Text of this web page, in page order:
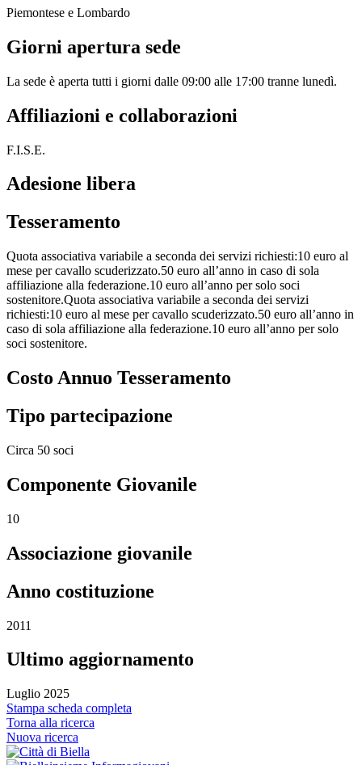
Piemontese e Lombardo
Giorni apertura sede
La sede è aperta tutti i giorni dalle 09:00 alle 17:00 tranne lunedì.
Affiliazioni e collaborazioni
F.I.S.E.
Adesione libera
Tesseramento
Quota associativa variabile a seconda dei servizi richiesti:10 euro al
mese per cavallo scuderizzato.50 euro all’anno in caso di sola
affiliazione alla federazione.10 euro all’anno per solo soci
sostenitore.Quota associativa variabile a seconda dei servizi
richiesti:10 euro al mese per cavallo scuderizzato.50 euro all’anno in
caso di sola affiliazione alla federazione.10 euro all’anno per solo
soci sostenitore.
Costo Annuo Tesseramento
Tipo partecipazione
Circa 50 soci
Componente Giovanile
10
Associazione giovanile
Anno costituzione
2011
Ultimo aggiornamento
Luglio 2025
Stampa scheda completa
Torna alla ricerca
Nuova ricerca